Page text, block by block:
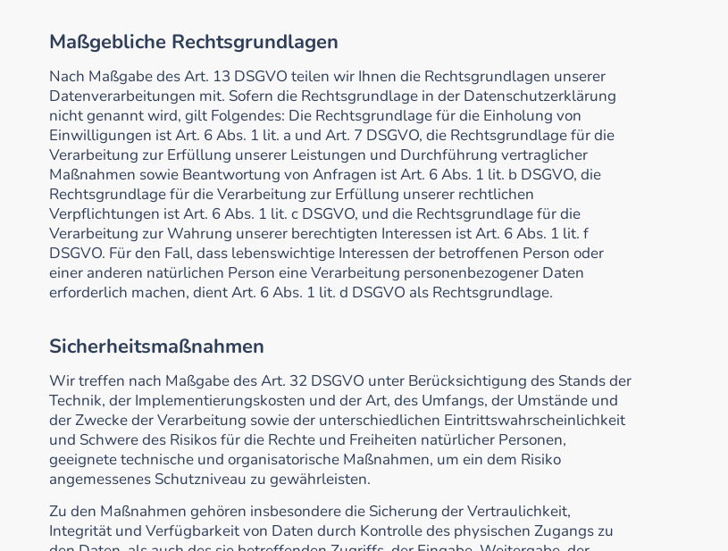
Maßgebliche Rechtsgrundlagen
Nach Maßgabe des Art. 13 DSGVO teilen wir Ihnen die Rechtsgrundlagen unserer
Datenverarbeitungen mit. Sofern die Rechtsgrundlage in der Datenschutzerklärung
nicht genannt wird, gilt Folgendes: Die Rechtsgrundlage für die Einholung von
Einwilligungen ist Art. 6 Abs. 1 lit. a und Art. 7 DSGVO, die Rechtsgrundlage für die
Verarbeitung zur Erfüllung unserer Leistungen und Durchführung vertraglicher
Maßnahmen sowie Beantwortung von Anfragen ist Art. 6 Abs. 1 lit. b DSGVO, die
Rechtsgrundlage für die Verarbeitung zur Erfüllung unserer rechtlichen
Verpflichtungen ist Art. 6 Abs. 1 lit. c DSGVO, und die Rechtsgrundlage für die
Verarbeitung zur Wahrung unserer berechtigten Interessen ist Art. 6 Abs. 1 lit. f
DSGVO. Für den Fall, dass lebenswichtige Interessen der betroffenen Person oder
einer anderen natürlichen Person eine Verarbeitung personenbezogener Daten
erforderlich machen, dient Art. 6 Abs. 1 lit. d DSGVO als Rechtsgrundlage.
Sicherheitsmaßnahmen
Wir treffen nach Maßgabe des Art. 32 DSGVO unter Berücksichtigung des Stands der
Technik, der Implementierungskosten und der Art, des Umfangs, der Umstände und
der Zwecke der Verarbeitung sowie der unterschiedlichen Eintrittswahrscheinlichkeit
und Schwere des Risikos für die Rechte und Freiheiten natürlicher Personen,
geeignete technische und organisatorische Maßnahmen, um ein dem Risiko
angemessenes Schutzniveau zu gewährleisten.
Zu den Maßnahmen gehören insbesondere die Sicherung der Vertraulichkeit,
Integrität und Verfügbarkeit von Daten durch Kontrolle des physischen Zugangs zu